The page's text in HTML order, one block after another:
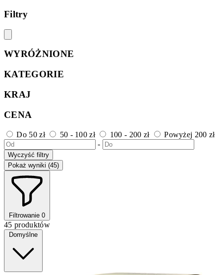
Filtry
WYRÓŻNIONE
KATEGORIE
KRAJ
CENA
Do 50 zł 50 - 100 zł 100 - 200 zł
Powyżej 200 zł
-
Wyczyść filtry
Pokaż wyniki (45)
Filtrowanie 0
45 produktów
Domyślne